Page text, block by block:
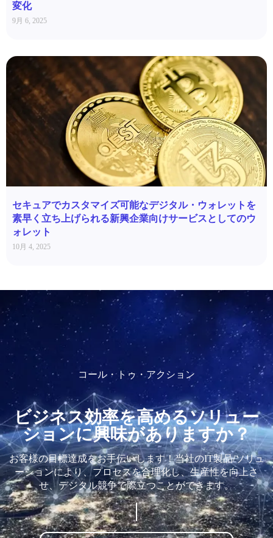
変化
9月 6, 2025
セキュアでカスタマイズ可能なデジタル・ウォレットを
素早く立ち上げられる新興企業向けサービスとしてのウ
ォレット
10月 4, 2025
コール・トゥ・アクション
ビジネス効率を高めるソリュー
ションに興味がありますか？
お客様の目標達成をお手伝いします！当社のIT製品/ソリュ
ーションにより、プロセスを合理化し、生産性を向上さ
せ、デジタル競争で際立つことができます。